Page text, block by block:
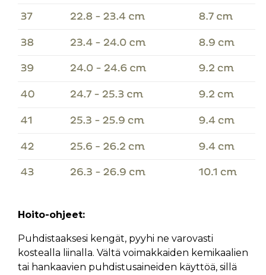
Hoito-ohjeet:
Puhdistaaksesi kengät, pyyhi ne varovasti
kostealla liinalla. Vältä voimakkaiden kemikaalien
tai hankaavien puhdistusaineiden käyttöä, sillä